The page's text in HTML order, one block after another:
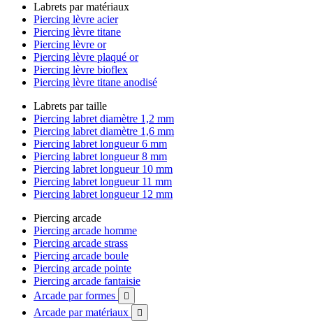
Labrets par matériaux
Piercing lèvre acier
Piercing lèvre titane
Piercing lèvre or
Piercing lèvre plaqué or
Piercing lèvre bioflex
Piercing lèvre titane anodisé
Labrets par taille
Piercing labret diamètre 1,2 mm
Piercing labret diamètre 1,6 mm
Piercing labret longueur 6 mm
Piercing labret longueur 8 mm
Piercing labret longueur 10 mm
Piercing labret longueur 11 mm
Piercing labret longueur 12 mm
Piercing arcade
Piercing arcade homme
Piercing arcade strass
Piercing arcade boule
Piercing arcade pointe
Piercing arcade fantaisie
Arcade par formes

Arcade par matériaux 